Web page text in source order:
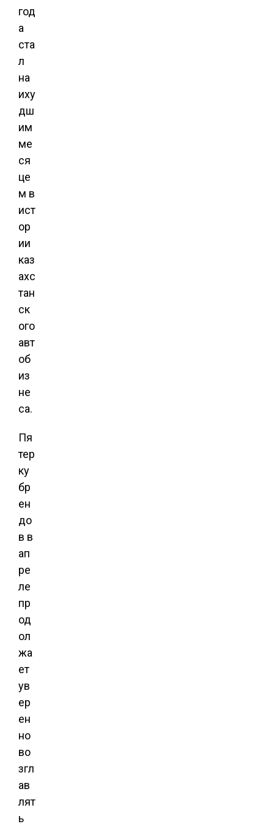
год
а
ста
л
на
иху
дш
им
ме
ся
це
м в
ист
ор
ии
каз
ахс
тан
ск
ого
авт
об
из
не
са.
Пя
тер
ку
бр
ен
до
в в
ап
ре
ле
пр
од
ол
жа
ет
ув
ер
ен
но
во
згл
ав
лят
ь